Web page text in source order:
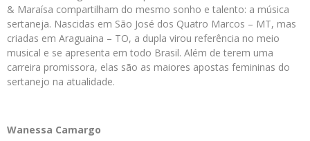
& Maraísa compartilham do mesmo sonho e talento: a música
sertaneja. Nascidas em São José dos Quatro Marcos – MT, mas
criadas em Araguaina – TO, a dupla virou referência no meio
musical e se apresenta em todo Brasil. Além de terem uma
carreira promissora, elas são as maiores apostas femininas do
sertanejo na atualidade.
Wanessa Camargo